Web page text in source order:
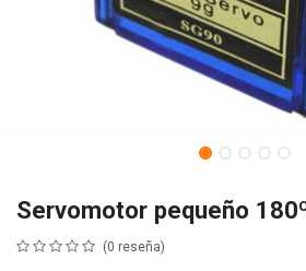
Servomotor pequeño
(0 reseña)